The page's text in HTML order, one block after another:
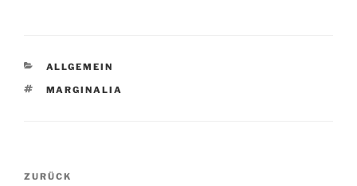
KATEGORIEN
ALLGEMEIN
SCHLAGWÖRTER
MARGINALIA
Beitragsnavigation
Vorheriger
ZURÜCK